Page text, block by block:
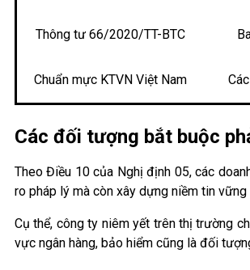
Thông tư 66/2020/TT-BTC
Chuẩn mực KTVN Việt Nam
Các đối tượng bắt buộc
Theo Điều 10 của Nghị định 05, các
ro pháp lý mà còn xây dựng niềm tin
Cụ thể, công ty niêm yết trên thị trường
vực ngân hàng, bảo hiểm cũng là đối